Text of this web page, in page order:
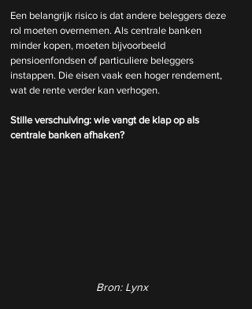
Een belangrijk risico is dat andere beleggers deze
rol moeten overnemen. Als centrale banken
minder kopen, moeten bijvoorbeeld
pensioenfondsen of particuliere beleggers
instappen. Die eisen vaak een hoger rendement,
wat de rente verder kan verhogen.
Stille verschuiving: wie vangt de klap op als
centrale banken afhaken?
Bron: Lynx